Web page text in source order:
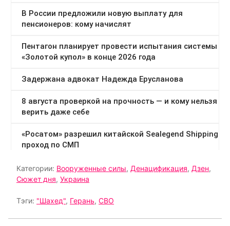
Категории: Вооруженные силы, Денацификация, Дзен,
Сюжет дня, Украина
Тэги: "Шахед", Герань, СВО